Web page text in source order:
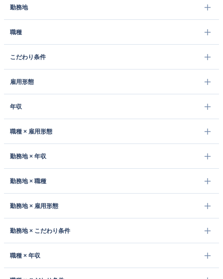
勤務地
職種
こだわり条件
雇用形態
年収
職種 × 雇用形態
勤務地 × 年収
勤務地 × 職種
勤務地 × 雇用形態
勤務地 × こだわり条件
職種 × 年収